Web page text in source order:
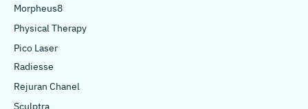
Morpheus8
Physical Therapy
Pico Laser
Radiesse
Rejuran Chanel